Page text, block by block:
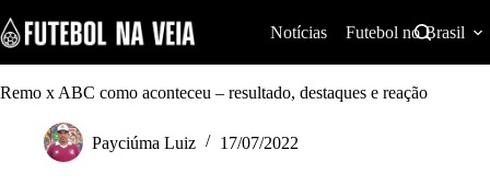
k
i
p
t
Notícias Futebol no Brasil
Remo x ABC como aconteceu – resultado, destaques e reação
Payciúma Luiz 17/07/2022